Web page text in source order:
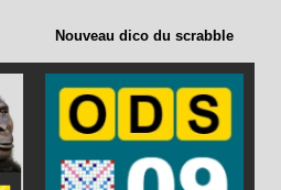
Nouveau dico du scrabble